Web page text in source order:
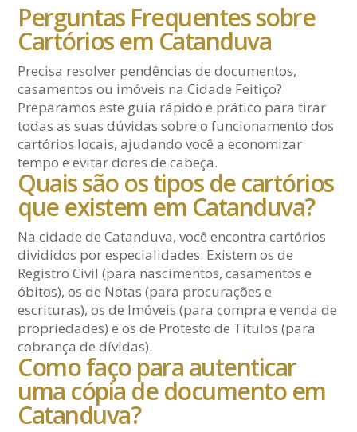
Perguntas Frequentes sobre
Cartórios em Catanduva
Precisa resolver pendências de documentos,
casamentos ou imóveis na Cidade Feitiço?
Preparamos este guia rápido e prático para tirar
todas as suas dúvidas sobre o funcionamento dos
cartórios locais, ajudando você a economizar
tempo e evitar dores de cabeça.
Quais são os tipos de cartórios
que existem em Catanduva?
Na cidade de Catanduva, você encontra cartórios
divididos por especialidades. Existem os de
Registro Civil (para nascimentos, casamentos e
óbitos), os de Notas (para procurações e
escrituras), os de Imóveis (para compra e venda de
propriedades) e os de Protesto de Títulos (para
cobrança de dívidas).
Como faço para autenticar
uma cópia de documento em
Catanduva?